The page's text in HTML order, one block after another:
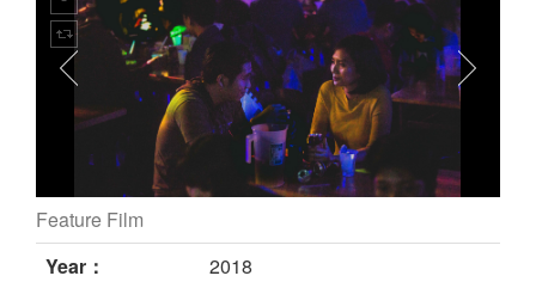
第一廣場 still
Feature Film
Year：
2018